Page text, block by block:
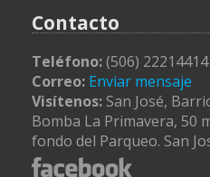
Contacto
Teléfono:(506) 22214414
Correo: Enviar mensaje
Visítenos: San José,
Bomba La Primavera, 50
fondo del Parqueo. San